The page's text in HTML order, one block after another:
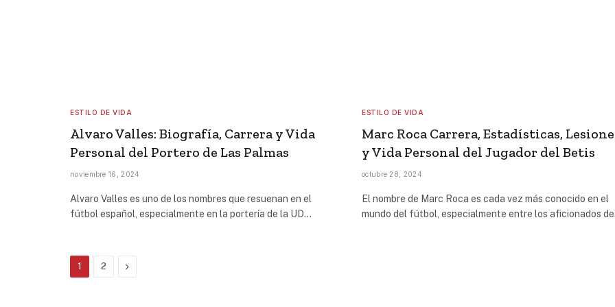
ESTILO DE VIDA
Alvaro Valles: Biografía, Carrera y Vida
Personal del Portero de Las Palmas
noviembre 16, 2024
Alvaro Valles es uno de los nombres que resuenan en el
fútbol español, especialmente en la portería de la UD…
ESTILO DE VIDA
Marc Roca Carrera, Estadísticas,
y Vida Personal del Jugador del Betis
octubre 28, 2024
El nombre de Marc Roca es cada vez más conocido en el
mundo del fútbol, especialmente entre los aficionados
1 2 Next